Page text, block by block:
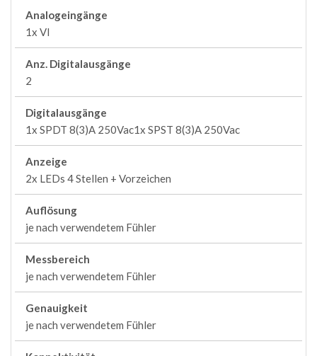
Analogeingänge
1x VI
Anz. Digitalausgänge
2
Digitalausgänge
1x SPDT 8(3)A 250Vac1x SPST 8(3)A 250Vac
Anzeige
2x LEDs 4 Stellen + Vorzeichen
Auflösung
je nach verwendetem Fühler
Messbereich
je nach verwendetem Fühler
Genauigkeit
je nach verwendetem Fühler